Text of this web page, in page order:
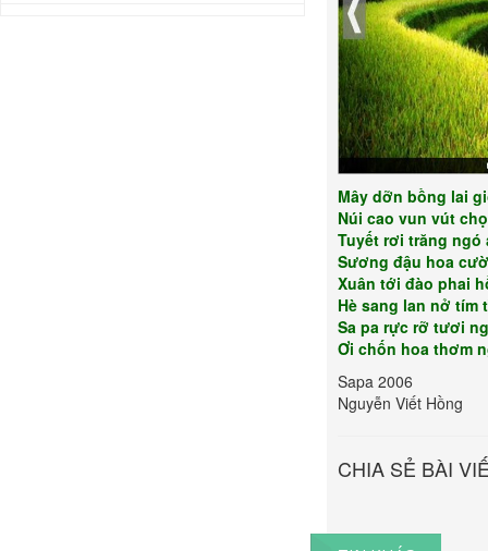
Mây dỡn bồng lai
Núi cao vun vút
Tuyết rơi trăng ngó
Sương đậu hoa
Xuân tới đào phai
Hè sang lan nở tím
Sa pa rực rỡ tươi
Ơi chốn hoa thơm
Sapa 2006
Nguyễn Viết Hồng
CHIA SẺ BÀI